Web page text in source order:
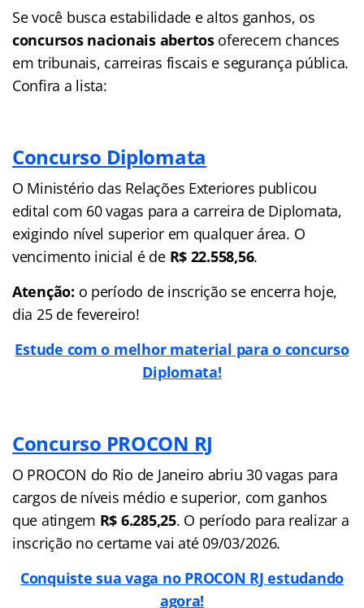
Se você busca estabilidade e altos ganhos, os
concursos nacionais abertosoferecem chances
em tribunais, carreiras fiscais e segurança pública.
Confira a lista:
Concurso Diplomata
O Ministério das Relações Exteriores publicou
edital com 60 vagas para a carreira de Diplomata,
exigindo nível superior em qualquer área. O
vencimento inicial é de R$ 22.558,56.
Atenção: o período de inscrição se encerra hoje,
dia 25 de fevereiro!
Estude com o melhor material para o concurso
Diplomata!
Concurso PROCON RJ
O PROCON do Rio de Janeiro abriu 30 vagas para
cargos de níveis médio e superior, com ganhos
que atingem R$ 6.285,25. O período para realizar a
inscrição no certame vai até 09/03/2026.
Conquiste sua vaga no PROCON RJ estudando
agora!